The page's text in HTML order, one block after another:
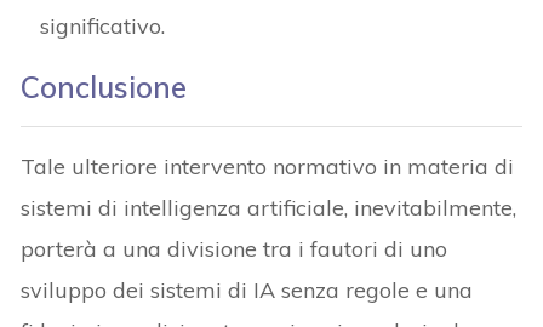
significativo.
Conclusione
Tale ulteriore intervento normativo in materia di
sistemi di intelligenza artificiale, inevitabilmente,
porterà a una divisione tra i fautori di uno
sviluppo dei sistemi di IA senza regole e una